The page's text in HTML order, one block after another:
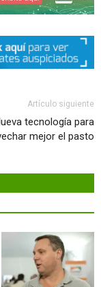
Artículo siguiente
tecnología para
mejor el pasto